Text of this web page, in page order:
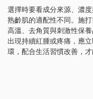
選擇時要看成分來源、濃
熟齡肌的適配性不同。施
高溫、去角質與刺激性保
出現持續紅腫或疼痛，應
環，配合生活習慣改善，